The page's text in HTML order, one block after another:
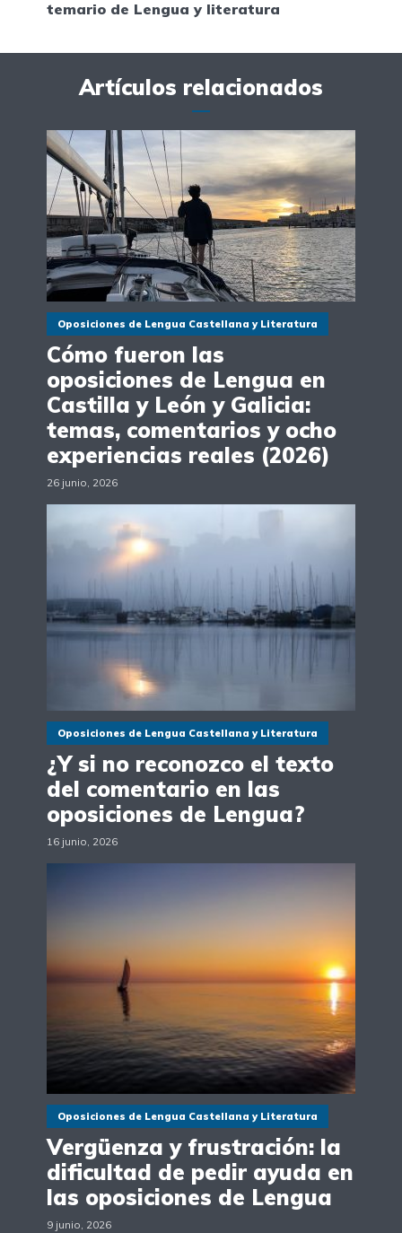
temario de Lengua y literatura
Artículos relacionados
Oposiciones de Lengua Castellana y Literatura
Cómo fueron las
oposiciones de Lengua en
Castilla y León y Galicia:
temas, comentarios y ocho
experiencias reales (2026)
26 junio, 2026
Oposiciones de Lengua Castellana y Literatura
¿Y si no reconozco el texto
del comentario en las
oposiciones de Lengua?
16 junio, 2026
Oposiciones de Lengua Castellana y Literatura
Vergüenza y frustración: la
dificultad de pedir ayuda en
las oposiciones de Lengua
9 junio, 2026